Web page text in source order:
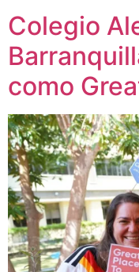
Colegio
como